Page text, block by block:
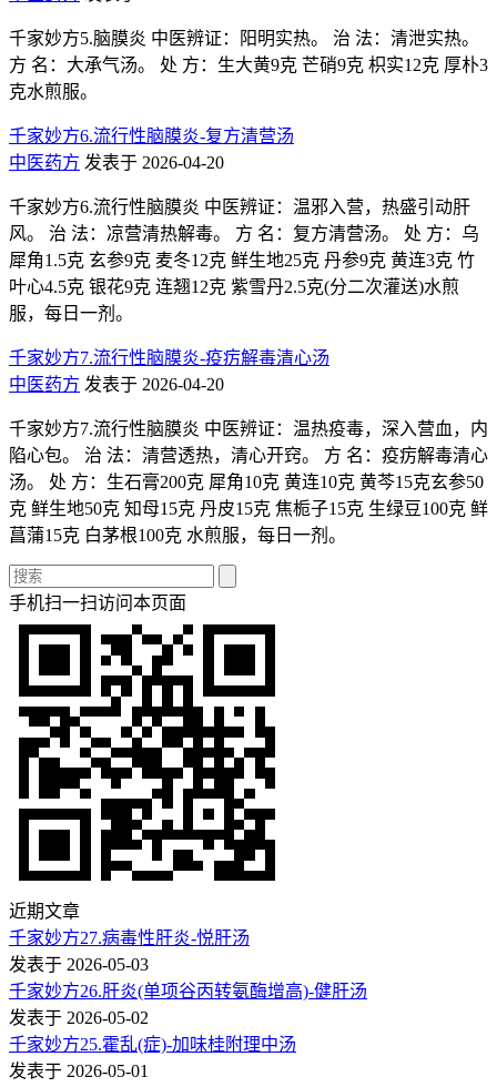
千家妙方5.脑膜炎 中医辨证：阳明实热。 治 法：清泄实热。
方 名：大承气汤。 处 方：生大黄9克 芒硝9克 枳实12克 厚朴3
克水煎服。
千家妙方6.流行性脑膜炎-复方清营汤
中医药方 发表于 2026-04-20
千家妙方6.流行性脑膜炎 中医辨证：温邪入营，热盛引动肝
风。 治 法：凉营清热解毒。 方 名：复方清营汤。 处 方：乌
犀角1.5克 玄参9克 麦冬12克 鲜生地25克 丹参9克 黄连3克 竹
叶心4.5克 银花9克 连翘12克 紫雪丹2.5克(分二次灌送)水煎
服，每日一剂。
千家妙方7.流行性脑膜炎-疫疠解毒清心汤
中医药方 发表于 2026-04-20
千家妙方7.流行性脑膜炎 中医辨证：温热疫毒，深入营血，内
陷心包。 治 法：清营透热，清心开窍。 方 名：疫疠解毒清心
汤。 处 方：生石膏200克 犀角10克 黄连10克 黄芩15克玄参50
克 鲜生地50克 知母15克 丹皮15克 焦栀子15克 生绿豆100克 鲜
菖蒲15克 白茅根100克 水煎服，每日一剂。
手机扫一扫访问本页面
近期文章
千家妙方27.病毒性肝炎-悦肝汤
发表于 2026-05-03
千家妙方26.肝炎(单项谷丙转氨酶增高)-健肝汤
发表于 2026-05-02
千家妙方25.霍乱(症)-加味桂附理中汤
发表于 2026-05-01